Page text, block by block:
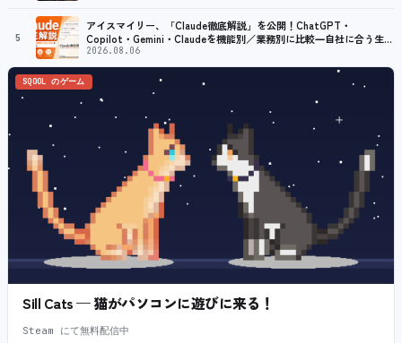
5
アイスマイリー、「Claude徹底解説」を公開！ChatGPT・
Copilot・Gemini・Claudeを機能別／業務別に比較―自社に合う生成
AIの選び方がわかる実践ガイド
2026.08.06
SQOOL のゲーム
Sill Cats — 猫がパソコンに遊びに来る！
Steam にて無料配信中